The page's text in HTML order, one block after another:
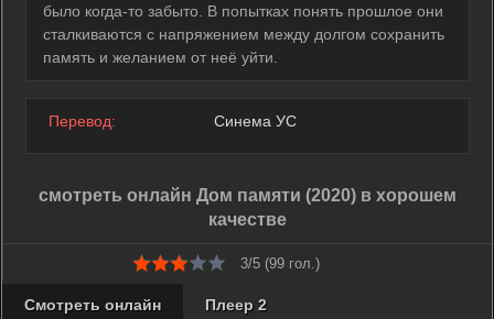
было когда-то забыто. В попытках понять прошлое они
сталкиваются с напряжением между долгом сохранить
память и желанием от неё уйти.
Перевод: Синема УС
смотреть онлайн Дом памяти (2020) в хорошем
качестве
3/5 (99гол.)
Смотреть онлайн Плеер 2